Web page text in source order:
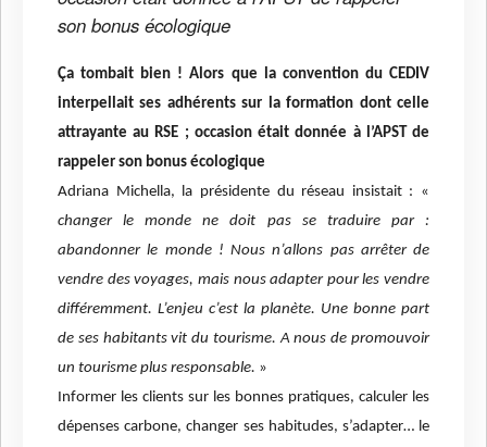
son bonus écologique
Ça tombait bien ! Alors que la convention du CEDIV
interpellait ses adhérents sur la formation dont celle
attrayante au RSE ; occasion était donnée à l’APST de
rappeler son bonus écologique
Adriana Michella, la présidente du réseau insistait : «
changer le monde ne doit pas se traduire par :
abandonner le monde ! Nous n’allons pas arrêter de
vendre des voyages, mais nous adapter pour les vendre
différemment. L’enjeu c’est la planète. Une bonne part
de ses habitants vit du tourisme. A nous de promouvoir
un tourisme plus responsable. »
Informer les clients sur les bonnes pratiques, calculer les
dépenses carbone, changer ses habitudes, s’adapter… le